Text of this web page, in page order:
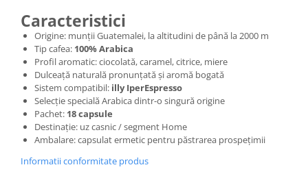
Caracteristici
Origine: munții Guatemalei, la altitudini de până la 2000 m
Tip cafea: 100% Arabica
Profil aromatic: ciocolată, caramel, citrice, miere
Dulceață naturală pronunțată și aromă bogată
Sistem compatibil: illy IperEspresso
Selecție specială Arabica dintr-o singură origine
Pachet: 18 capsule
Destinație: uz casnic / segment Home
Ambalare: capsulat ermetic pentru păstrarea prospețimii
Informatii conformitate produs